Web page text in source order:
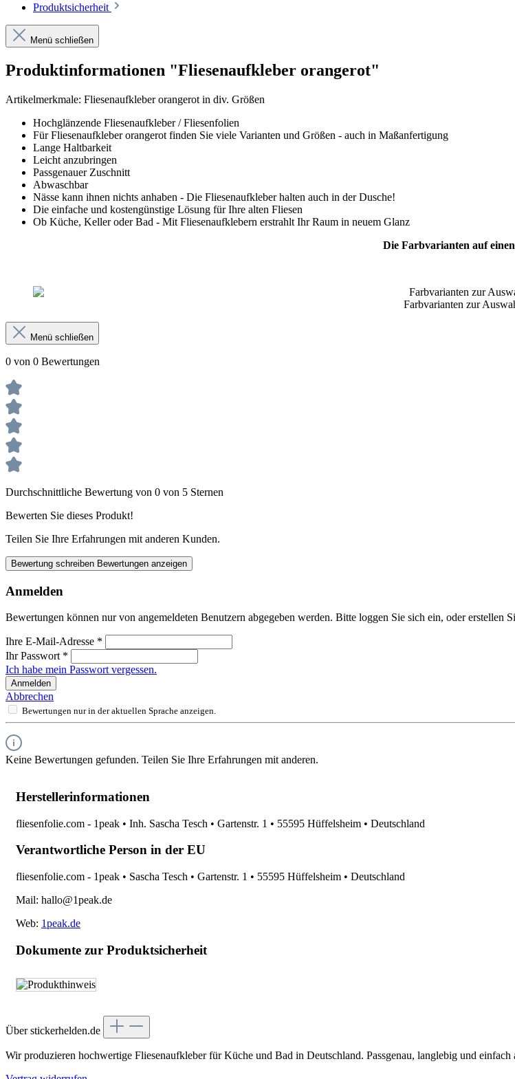
Produktsicherheit
Menü schließen
Produktinformationen "Fliesenaufkleber orangerot"
Artikelmerkmale: Fliesenaufkleber orangerot in div. Größen
Hochglänzende Fliesenaufkleber / Fliesenfolien
Für Fliesenaufkleber orangerot finden Sie viele Varianten und Größen - auch in Maßanfertigung
Lange Haltbarkeit
Leicht anzubringen
Passgenauer Zuschnitt
Abwaschbar
Nässe kann ihnen nichts anhaben - Die Fliesenaufkleber halten auch in der Dusche!
Die einfache und kostengünstige Lösung für Ihre alten Fliesen
Ob Küche, Keller oder Bad - Mit Fliesenaufklebern erstrahlt Ihr Raum in neuem Glanz
Die Farbvarianten auf
Farbvarianten zur
Menü schließen
0 von 0 Bewertungen
Durchschnittliche Bewertung von 0 von 5 Sternen
Bewerten Sie dieses Produkt!
Teilen Sie Ihre Erfahrungen mit anderen Kunden.
Bewertung schreiben Bewertungen anzeigen
Anmelden
Bewertungen können nur von angemeldeten Benutzern abgegeben werden. Bitte loggen Sie sich ein, oder erstellen
Ihre E-Mail-Adresse *
Ihr Passwort *
Ich habe mein Passwort vergessen.
Anmelden
Abbrechen
Bewertungen nur in der aktuellen Sprache anzeigen.
Keine Bewertungen gefunden. Teilen Sie Ihre Erfahrungen mit anderen.
Herstellerinformationen
fliesenfolie.com - 1peak • Inh. Sascha Tesch • Gartenstr. 1 • 55595 Hüffelsheim • Deutschland
Verantwortliche Person in der EU
fliesenfolie.com - 1peak • Sascha Tesch • Gartenstr. 1 • 55595 Hüffelsheim • Deutschland
Mail: hallo@1peak.de
Web: 1peak.de
Dokumente zur Produktsicherheit
Über stickerhelden.de
Wir produzieren hochwertige Fliesenaufkleber für Küche und Bad in Deutschland. Passgenau, langlebig und